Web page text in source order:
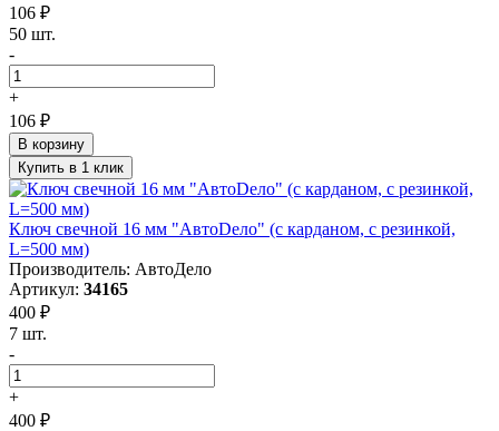
106 ₽
50 шт.
-
+
106 ₽
В корзину
Купить в 1 клик
Ключ свечной 16 мм "АвтоDело" (с карданом, с резинкой,
L=500 мм)
Производитель: АвтоДело
Артикул: 34165
400 ₽
7 шт.
-
+
400 ₽